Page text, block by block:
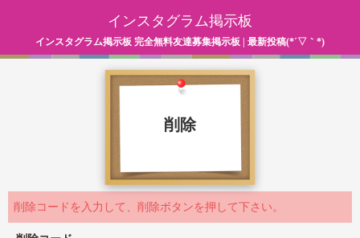
インスタグラム掲示板
インスタグラム掲示板 完全無料友達募集掲示板 | 最新投稿(*´▽｀*)
削除
削除コードを入力して、削除ボタンを押して下さい。